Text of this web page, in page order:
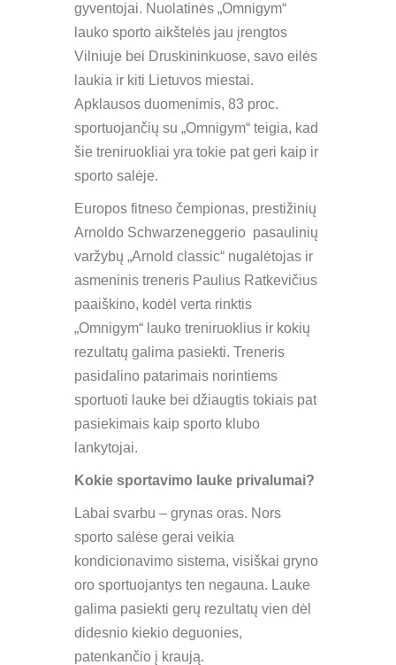
gyventojai. Nuolatinės „Omnigym“
lauko sporto aikštelės jau įrengtos
Vilniuje bei Druskininkuose, savo eilės
laukia ir kiti Lietuvos miestai.
Apklausos duomenimis, 83 proc.
sportuojančių su „Omnigym“ teigia, kad
šie treniruokliai yra tokie pat geri kaip ir
sporto salėje.
Europos fitneso čempionas, prestižinių
Arnoldo Schwarzeneggerio pasaulinių
varžybų „Arnold classic“ nugalėtojas ir
asmeninis treneris Paulius Ratkevičius
paaiškino, kodėl verta rinktis
„Omnigym“ lauko treniruoklius ir kokių
rezultatų galima pasiekti. Treneris
pasidalino patarimais norintiems
sportuoti lauke bei džiaugtis tokiais pat
pasiekimais kaip sporto klubo
lankytojai.
Kokie sportavimo lauke privalumai?
Labai svarbu – grynas oras. Nors
sporto salėse gerai veikia
kondicionavimo sistema, visiškai gryno
oro sportuojantys ten negauna. Lauke
galima pasiekti gerų rezultatų vien dėl
didesnio kiekio deguonies,
patenkančio į kraują.